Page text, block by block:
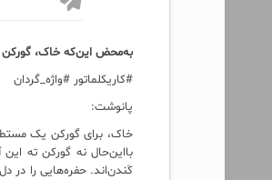
به‌محض این‌که خاک، گورکن
#کاریکلماتور #واژه_گردان
پانوشت:
خاک، برای گورکن یک
بااین‌حال نه گورکن ته
کَندن‌اند. حفره‌هایی را در